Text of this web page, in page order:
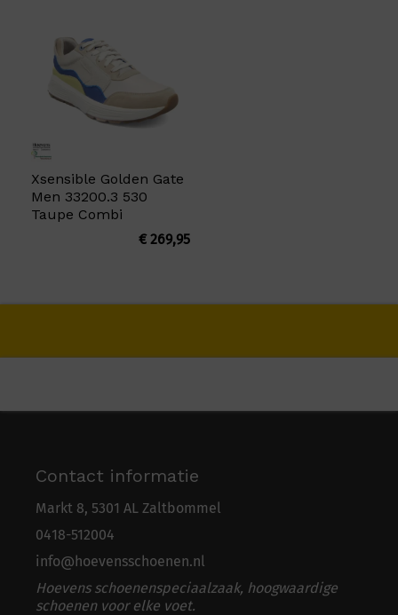
Xsensible Golden Gate
Men 33200.3 530
Taupe Combi
€269,95
Contact informatie
Markt 8, 5301 AL Zaltbommel
0418-512004
info@hoevensschoenen.nl
Hoevens schoenenspeciaalzaak, hoogwaardige
schoenen voor elke voet.